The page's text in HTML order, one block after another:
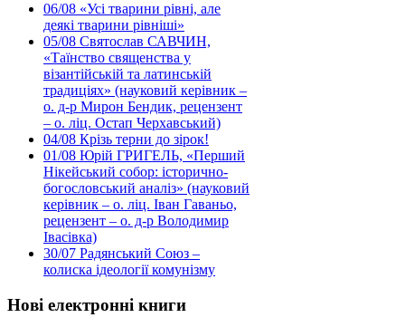
06/08 «Усі тварини рівні, але
деякі тварини рівніші»
05/08 Святослав САВЧИН,
«Таїнство священства у
візантійській та латинській
традиціях» (науковий керівник –
о. д-р Мирон Бендик, рецензент
– о. ліц. Остап Черхавський)
04/08 Крізь терни до зірок!
01/08 Юрій ГРИГЕЛЬ, «Перший
Нікейський собор: історично-
богословський аналіз» (науковий
керівник – о. ліц. Іван Гаваньо,
рецензент – о. д-р Володимир
Івасівка)
30/07 Радянський Союз –
колиска ідеології комунізму
Нові електронні книги